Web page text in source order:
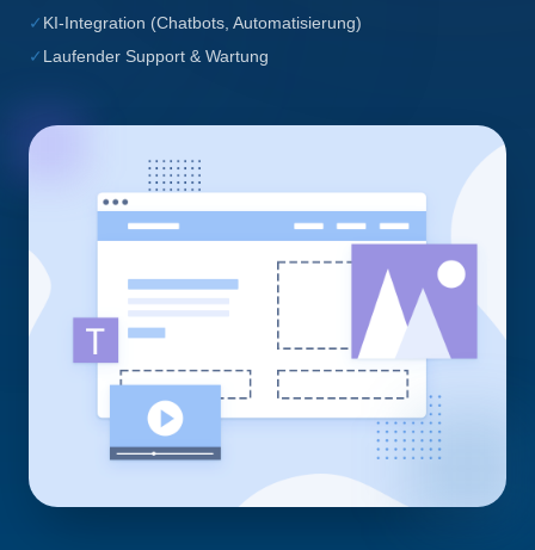
✓ KI-Integration (Chatbots, Automatisierung)
✓ Laufender Support & Wartung